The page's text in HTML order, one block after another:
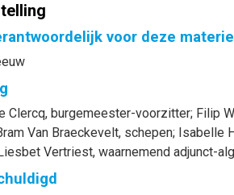
voor deze
Clercq, burgemeester-voorzitter; Filip
Van Braeckevelt, schepen; Isabelle
Vertriest, waarnemend adjunct-